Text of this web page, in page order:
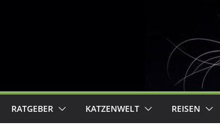
RATGEBER KATZENWELT REISEN